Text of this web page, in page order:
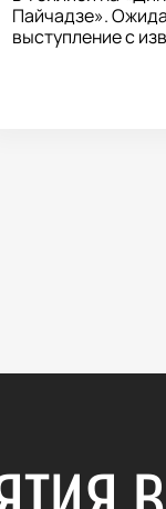
Пайчадзе».
выступление с